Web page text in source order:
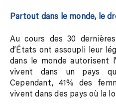
Partout dans le monde, le
Au cours des 30
d’États ont assoupli leur
dans le monde autorisent
vivent dans un pays
Cependant, 41% des
vivent dans des pays où la